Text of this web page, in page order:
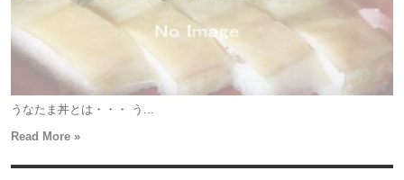
うなたま丼とは・・・ う...
Read More »